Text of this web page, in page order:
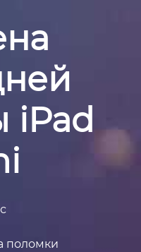
iPad
поломки